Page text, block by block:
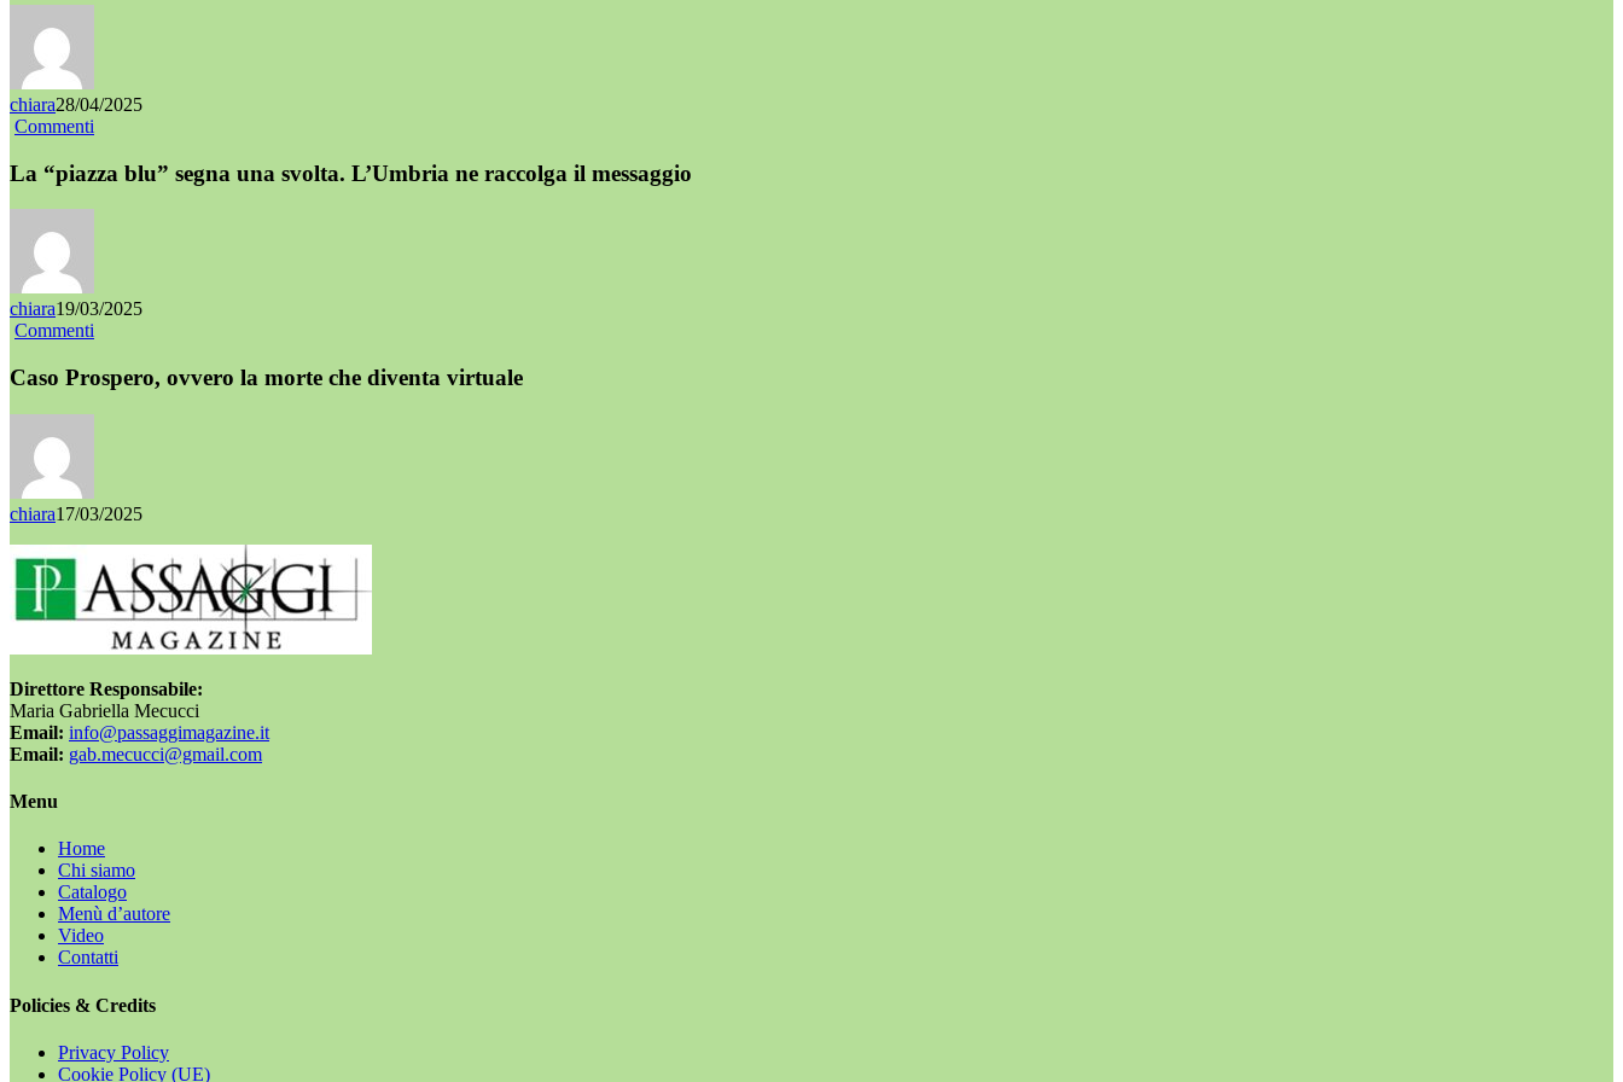
chiara28/04/2025
Commenti
La “piazza blu” segna una svolta. L’Umbria ne raccolga il messaggio
chiara19/03/2025
Commenti
Caso Prospero, ovvero la morte che diventa virtuale
chiara17/03/2025
Direttore Responsabile:
Maria Gabriella Mecucci
Email: info@passaggimagazine.it
Email: gab.mecucci@gmail.com
Menu
Home
Chi siamo
Catalogo
Menù d’autore
Video
Contatti
Policies & Credits
Privacy Policy
Cookie Policy (UE)